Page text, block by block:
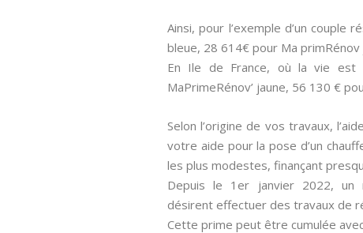
Ainsi, pour l’exemple d’un
bleue, 28 614€ pour Ma
En Ile de France, où la vie est
MaPrimeRénov’ jaune, 56 130 €
Selon l’origine de vos travaux,
votre aide pour la pose d’un
les plus modestes, finançant
Depuis le 1er janvier 2022, un
désirent effectuer des travaux de
Cette prime peut être cumulée